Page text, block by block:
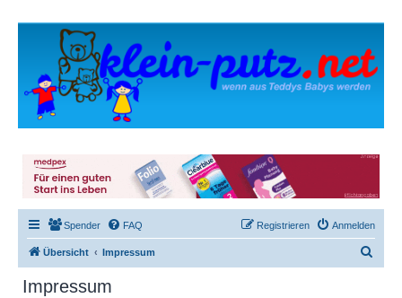
Spender FAQ Anmelden
Registrieren
Übersicht Impressum
Impressum